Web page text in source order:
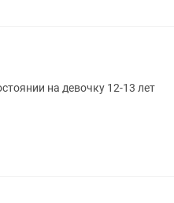
на девочку 12-13 лет